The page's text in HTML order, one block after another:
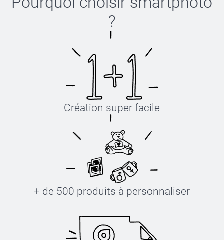
?
Création super facile
+ de 500 produits à personnaliser